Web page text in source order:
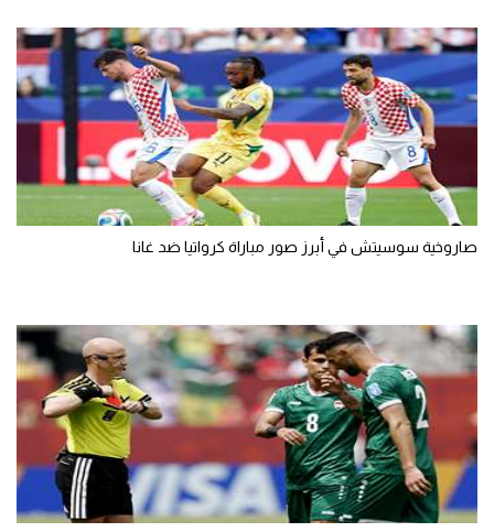
تحليل في الجول
حكايات في الجول
كويز في الجول
فيديو في الجول
صاروخية سوسيتش في أبرز صور مباراة كرواتيا ضد غانا